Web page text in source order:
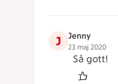
J Jenny
23 maj 2020
Så gott!